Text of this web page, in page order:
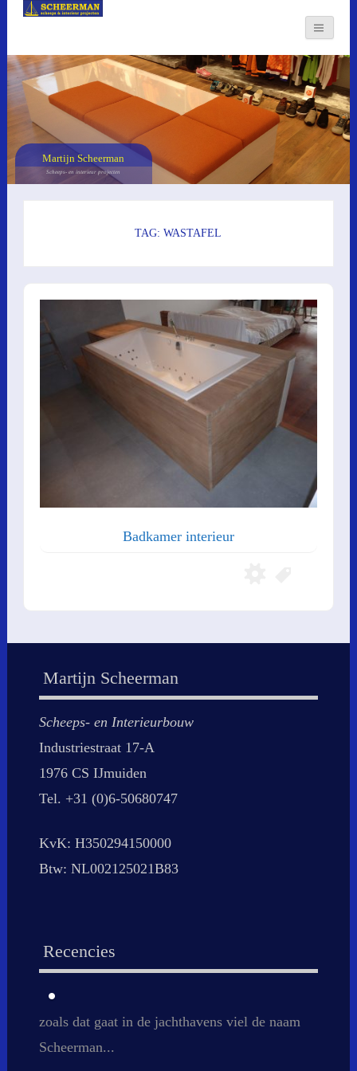
Martijn Scheerman
Scheeps- en interieur projecten
TAG: WASTAFEL
Badkamer interieur
Martijn Scheerman
Scheeps- en Interieurbouw
Industriestraat 17-A
1976 CS IJmuiden
Tel. +31 (0)6-50680747
KvK: H350294150000
Btw: NL002125021B83
Recencies
zoals dat gaat in de jachthavens viel de naam
Scheerman...